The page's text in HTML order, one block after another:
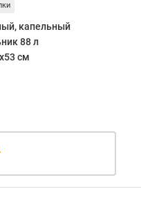
капельный
88 л
см